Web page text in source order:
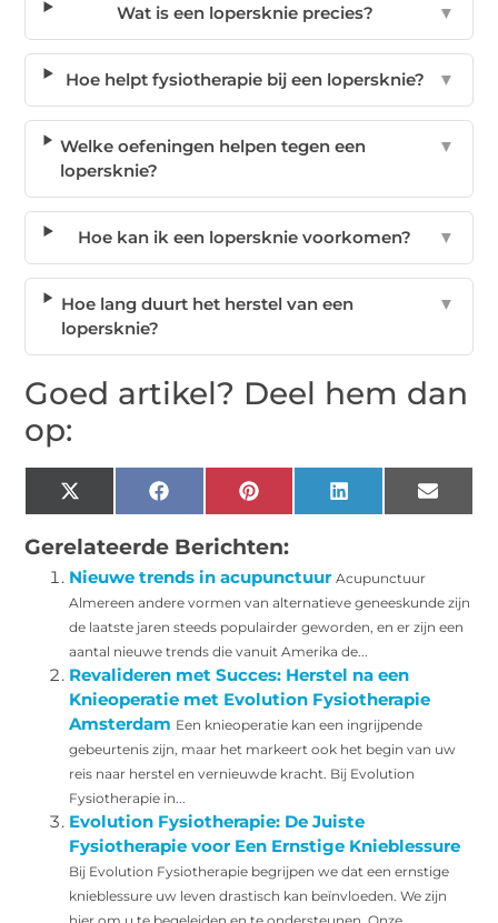
Wat is een lopersknie precies? ▼
Hoe helpt fysiotherapie bij een lopersknie? ▼
Welke oefeningen helpen tegen een
lopersknie?
▼
Hoe kan ik een lopersknie voorkomen? ▼
Hoe lang duurt het herstel van een
lopersknie?
▼
Goed artikel? Deel hem dan
op:
X
(Twitter)
Facebook Pinterest LinkedIn Email
Gerelateerde Berichten:
Nieuwe trends in acupunctuur Acupunctuur
Almereen andere vormen van alternatieve geneeskunde zijn
de laatste jaren steeds populairder geworden, en er zijn een
aantal nieuwe trends die vanuit Amerika de...
Revalideren met Succes: Herstel na een
Knieoperatie met Evolution Fysiotherapie
Amsterdam Een knieoperatie kan een ingrijpende
gebeurtenis zijn, maar het markeert ook het begin van uw
reis naar herstel en vernieuwde kracht. Bij Evolution
Fysiotherapie in...
Evolution Fysiotherapie: De Juiste
Fysiotherapie voor Een Ernstige Knieblessure
Bij Evolution Fysiotherapie begrijpen we dat een ernstige
knieblessure uw leven drastisch kan beïnvloeden. We zijn